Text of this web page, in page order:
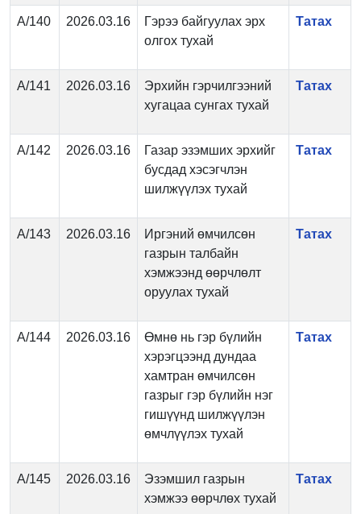
А/140 2026.03.16
Гэрээ байгуулах эрх
олгох тухай
Татах
А/141 2026.03.16
Эрхийн гэрчилгээний
хугацаа сунгах тухай
Татах
А/142 2026.03.16
Газар эзэмших эрхийг
бусдад хэсэгчлэн
шилжүүлэх тухай
Татах
А/143 2026.03.16
Иргэний өмчилсөн
газрын талбайн
хэмжээнд өөрчлөлт
оруулах тухай
Татах
А/144 2026.03.16
Өмнө нь гэр бүлийн
хэрэгцээнд дундаа
хамтран өмчилсөн
газрыг гэр бүлийн нэг
гишүүнд шилжүүлэн
өмчлүүлэх тухай
Татах
А/145 2026.03.16
Эзэмшил газрын
хэмжээ өөрчлөх тухай
Татах